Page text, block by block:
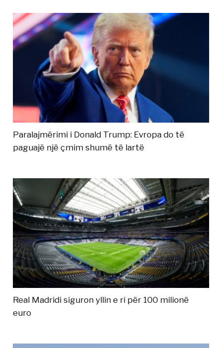
Paralajmërimi i Donald Trump: Evropa do të
paguajë një çmim shumë të lartë
Real Madridi siguron yllin e ri për 100 milionë
euro